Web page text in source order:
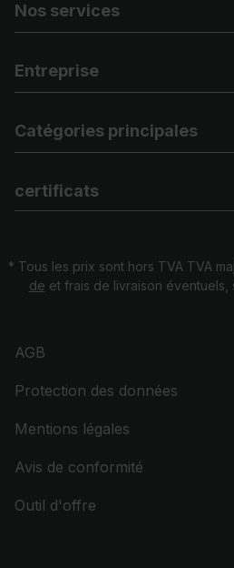
Nos services
Entreprise
Catégories principales
certificats
* Tous les prix sont hors TVA TVA
de et frais de livraison éventuels,
AGB
Protection des données
Mentions légales
Avis de conformité
Outil d'offre